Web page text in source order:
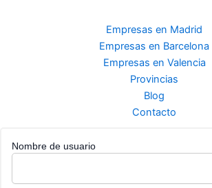
Empresas en Madrid
Empresas en Barcelona
Empresas en Valencia
Provincias
Blog
Contacto
Nombre de usuario